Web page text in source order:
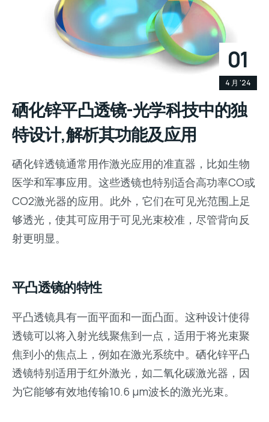
01
4 月 '24
硒化锌平凸透镜-光学科技中的独
特设计,解析其功能及应用
硒化锌透镜通常用作激光应用的准直器，比如生物
医学和军事应用。这些透镜也特别适合高功率CO或
CO2激光器的应用。此外，它们在可见光范围上足
够透光，使其可应用于可见光束校准，尽管背向反
射更明显。
平凸透镜的特性
平凸透镜具有一面平面和一面凸面。这种设计使得
透镜可以将入射光线聚焦到一点，适用于将光束聚
焦到小的焦点上，例如在激光系统中。硒化锌平凸
透镜特别适用于红外激光，如二氧化碳激光器，因
为它能够有效地传输10.6 µm波长的激光光束。